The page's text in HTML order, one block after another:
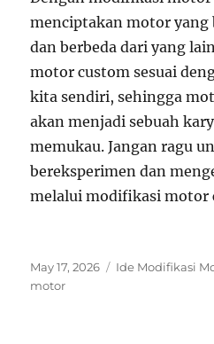
menciptakan motor
dan berbeda dari yang
motor custom sesuai
kita sendiri, sehingga
akan menjadi sebuah
memukau. Jangan ragu
bereksperimen dan
melalui modifikasi motor
Posted
on
May 17, 2026 Categories
Ide Modifikasi
motor